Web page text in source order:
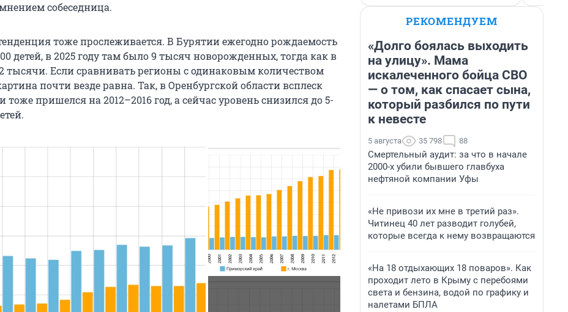
собеседница.
тоже прослеживается. В Бурятии ежегодно рождаемость
детей, в 2025 году там было 9 тысяч новорожденных, тогда как в
тысячи. Если сравнивать регионы с одинаковым количеством
почти везде равна. Так, в Оренбургской области всплеск
тоже пришелся на 2012–2016 год, а сейчас уровень снизился до 5-
РЕКОМЕНДУЕМ
«Долго боялась выходить
на улицу». Мама
искалеченного бойца СВО
— о том, как спасает сына,
который разбился по пути
к невесте
5 августа 35 798 88
Смертельный аудит: за что в начале
2000-х убили бывшего главбуха
нефтяной компании Уфы
«Не привози их мне в третий раз».
Читинец 40 лет разводит голубей,
которые всегда к нему возвращаются
«На 18 отдыхающих 18 поваров». Как
проходит лето в Крыму с перебоями
света и бензина, водой по графику и
налетами БПЛА